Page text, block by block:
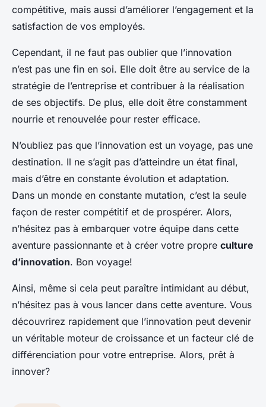
compétitive, mais aussi d’améliorer l’engagement et la
satisfaction de vos employés.
Cependant, il ne faut pas oublier que l’innovation
n’est pas une fin en soi. Elle doit être au service de la
stratégie de l’entreprise et contribuer à la réalisation
de ses objectifs. De plus, elle doit être constamment
nourrie et renouvelée pour rester efficace.
N’oubliez pas que l’innovation est un voyage, pas une
destination. Il ne s’agit pas d’atteindre un état final,
mais d’être en constante évolution et adaptation.
Dans un monde en constante mutation, c’est la seule
façon de rester compétitif et de prospérer. Alors,
n’hésitez pas à embarquer votre équipe dans cette
aventure passionnante et à créer votre propre culture
d’innovation. Bon voyage!
Ainsi, même si cela peut paraître intimidant au début,
n’hésitez pas à vous lancer dans cette aventure. Vous
découvrirez rapidement que l’innovation peut devenir
un véritable moteur de croissance et un facteur clé de
différenciation pour votre entreprise. Alors, prêt à
innover?